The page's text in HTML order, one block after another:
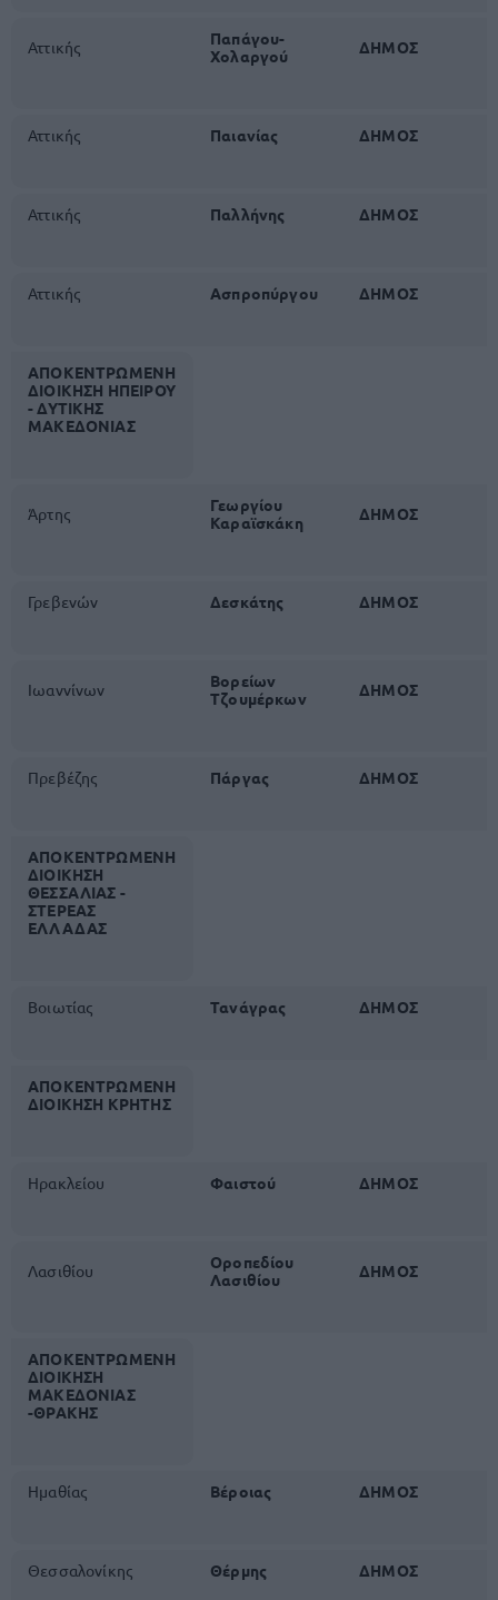
Αττικής
Παπάγου-
Χολαργού
ΔΗΜΟΣ
Αττικής Παιανίας ΔΗΜΟΣ
Αττικής Παλλήνης ΔΗΜΟΣ
Αττικής Ασπροπύργου ΔΗΜΟΣ
ΑΠΟΚΕΝΤΡΩΜΕΝΗ
ΔΙΟΙΚΗΣΗ ΗΠΕΙΡΟΥ
- ΔΥΤΙΚΗΣ
ΜΑΚΕΔΟΝΙΑΣ
Άρτης
Γεωργίου
Καραϊσκάκη
ΔΗΜΟΣ
Γρεβενών Δεσκάτης ΔΗΜΟΣ
Ιωαννίνων
Βορείων
Τζουμέρκων
ΔΗΜΟΣ
Πρεβέζης Πάργας ΔΗΜΟΣ
ΑΠΟΚΕΝΤΡΩΜΕΝΗ
ΔΙΟΙΚΗΣΗ
ΘΕΣΣΑΛΙΑΣ -
ΣΤΕΡΕΑΣ
ΕΛΛΑΔΑΣ
Βοιωτίας Τανάγρας ΔΗΜΟΣ
ΑΠΟΚΕΝΤΡΩΜΕΝΗ
ΔΙΟΙΚΗΣΗ ΚΡΗΤΗΣ
Ηρακλείου Φαιστού ΔΗΜΟΣ
Λασιθίου
Οροπεδίου
Λασιθίου
ΔΗΜΟΣ
ΑΠΟΚΕΝΤΡΩΜΕΝΗ
ΔΙΟΙΚΗΣΗ
ΜΑΚΕΔΟΝΙΑΣ
-ΘΡΑΚΗΣ
Ημαθίας Βέροιας ΔΗΜΟΣ
Θεσσαλονίκης Θέρμης ΔΗΜΟΣ